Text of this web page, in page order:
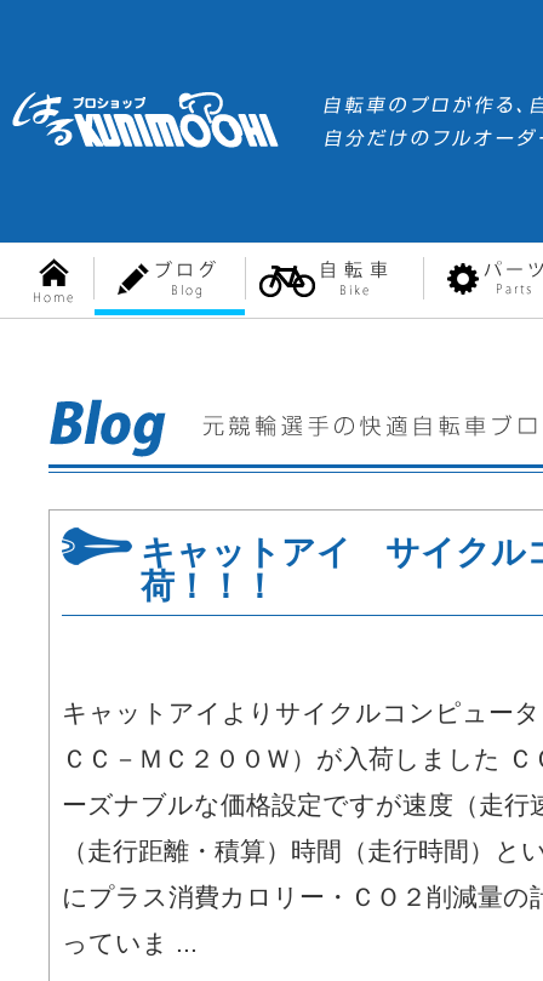
キャットアイ サイク
荷！！！
キャットアイよりサイクルコンピュー
ＣＣ－ＭＣ２００Ｗ）が入荷しました
ーズナブルな価格設定ですが速度（走行
（走行距離・積算）時間（走行時間）
にプラス消費カロリー・ＣＯ２削減量
っていま ...